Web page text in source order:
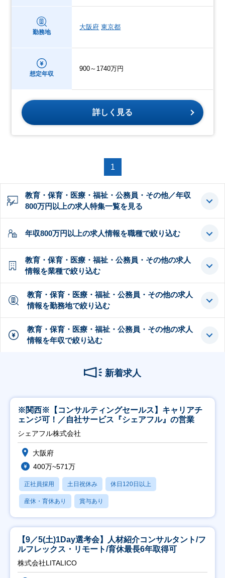
勤務地
大阪府 東京都
想定年収
900～1740万円
詳しく見る
1
教育・保育・医療・福祉・公務員・その他／年収
800万円以上の求人特集一覧を見る
年収800万円以上の求人情報を職種で絞り込む
教育・保育・医療・福祉・公務員・その他の求人
情報を業種で絞り込む
教育・保育・医療・福祉・公務員・その他の求人
情報を勤務地で絞り込む
教育・保育・医療・福祉・公務員・その他の求人
情報を年収で絞り込む
新着求人
※関西※【コンサルティングセールス】キャリアチ
ェンジ可！／自社サービス『シェアフル』の営業
シェアフル株式会社
大阪府
400万~571万
正社員採用 土日祝休み 休日120日以上
産休・育休あり 賞与あり
【9／5(土)1Day選考会】人材紹介コンサルタント/フ
ルフレックス・リモート/育休最長6年取得可
株式会社LITALICO